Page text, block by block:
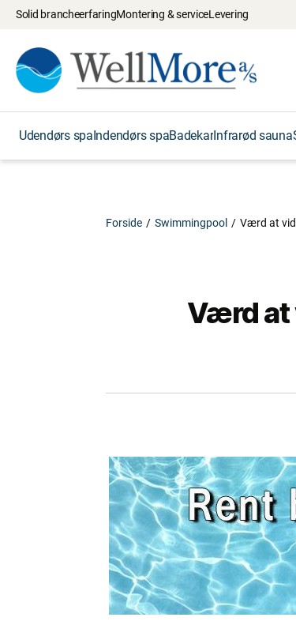
Solid brancheerfaringMontering & serviceLevering
Udendørs spaIndendørs spaBadekarInfrarød sauna
Forside / Swimmingpool / Værd at
Værd at